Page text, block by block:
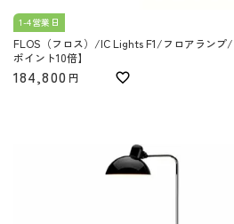
1-4営業日
FLOS（フロス）/IC Lights F1/フロアランプ
ポイント10倍】
184,800